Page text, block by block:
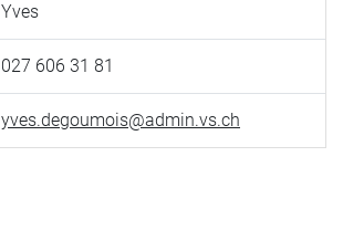
Yves
027 606 31 81
yves.degoumois@admin.vs.ch